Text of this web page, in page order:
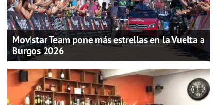
Movistar Team pone más estrellas en la Vuelta a
Burgos 2026